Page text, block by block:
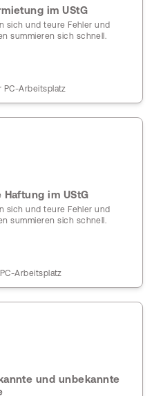
im UStG
sich und teure Fehler und
summieren sich schnell.
PC-Arbeitsplatz
im UStG
sich und teure Fehler und
summieren sich schnell.
PC-Arbeitsplatz
und unbekannte